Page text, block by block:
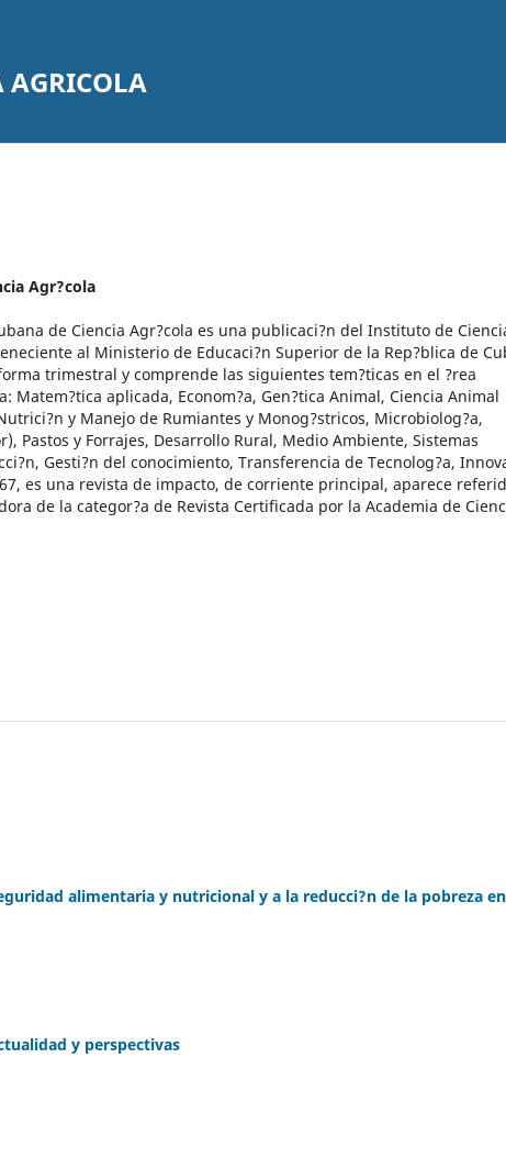
AGRICOLA
Agr?cola
de Ciencia Agr?cola es una publicaci?n del Instituto de
al Ministerio de Educaci?n Superior de la Rep?blica de
trimestral y comprende las siguientes tem?ticas en el ?rea
Matem?tica aplicada, Econom?a, Gen?tica Animal, Ciencia Animal
y Manejo de Rumiantes y Monog?stricos, Microbiolog?a,
Pastos y Forrajes, Desarrollo Rural, Medio Ambiente, Sistemas
Gesti?n del conocimiento, Transferencia de Tecnolog?a,
es una revista de impacto, de corriente principal, aparece
de la categor?a de Revista Certificada por la Academia de
alimentaria y nutricional y a la reducci?n de la pobreza en
y perspectivas